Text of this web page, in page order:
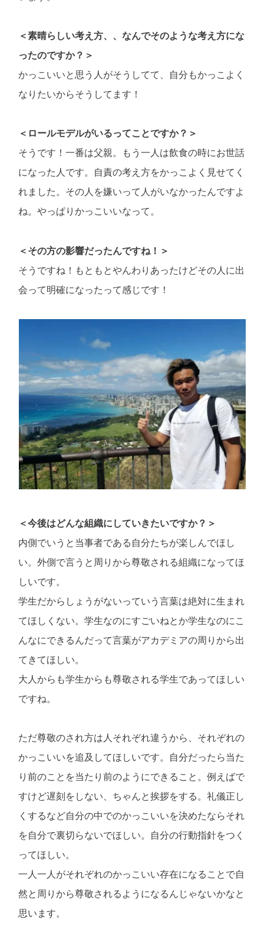
＜素晴らしい考え方、、なんでそのような考え方にな
ったのですか？＞
かっこいいと思う人がそうしてて、自分もかっこよく
なりたいからそうしてます！
＜ロールモデルがいるってことですか？＞
そうです！一番は父親。もう一人は飲食の時にお世話
になった人です。自責の考え方をかっこよく見せてく
れました。その人を嫌いって人がいなかったんですよ
ね。やっぱりかっこいいなって。
＜その方の影響だったんですね！＞
そうですね！もともとやんわりあったけどその人に出
会って明確になったって感じです！
＜今後はどんな組織にしていきたいですか？＞
内側でいうと当事者である自分たちが楽しんでほし
い。外側で言うと周りから尊敬される組織になってほ
しいです。
学生だからしょうがないっていう言葉は絶対に生まれ
てほしくない。学生なのにすごいねとか学生なのにこ
んなにできるんだって言葉がアカデミアの周りから出
てきてほしい。
大人からも学生からも尊敬される学生であってほしい
ですね。
ただ尊敬のされ方は人それぞれ違うから、それぞれの
かっこいいを追及してほしいです。自分だったら当た
り前のことを当たり前のようにできること。例えばで
すけど遅刻をしない、ちゃんと挨拶をする。礼儀正し
くするなど自分の中でのかっこいいを決めたならそれ
を自分で裏切らないでほしい。自分の行動指針をつく
ってほしい。
一人一人がそれぞれのかっこいい存在になることで自
然と周りから尊敬されるようになるんじゃないかなと
思います。